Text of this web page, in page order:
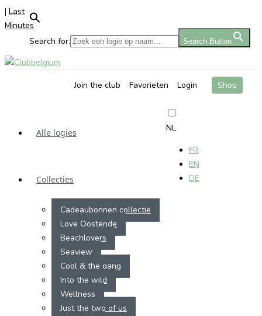
Search for: Search Button
| Last
Minutes
Join the club Favorieten Login Shop
Alle logies
Collecties
Cadeaubonnen collectie
Love Oostende
Beachlovers
Seaview
Cool & the gang
Into the wild
Wellness
Just the two of us
NL
FR
EN
DE